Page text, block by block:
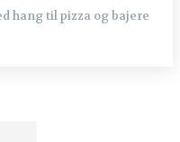
hang til pizza og bajere